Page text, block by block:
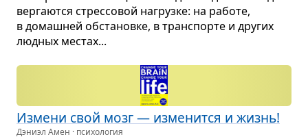
вер­га­ются стрес­со­вой нагрузке: на работе,
в домаш­ней обста­новке, в транс­порте и дру­гих
люд­ных местах...
Измени свой мозг — изме­нится и жизнь!
Дэниэл Амен · психология